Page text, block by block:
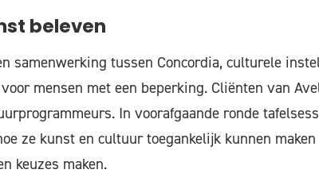
beleven
samenwerking tussen Concordia, culturele
mensen met een beperking. Cliënten van
In voorafgaande ronde
ze kunst en cultuur toegankelijk kunnen
keuzes maken.